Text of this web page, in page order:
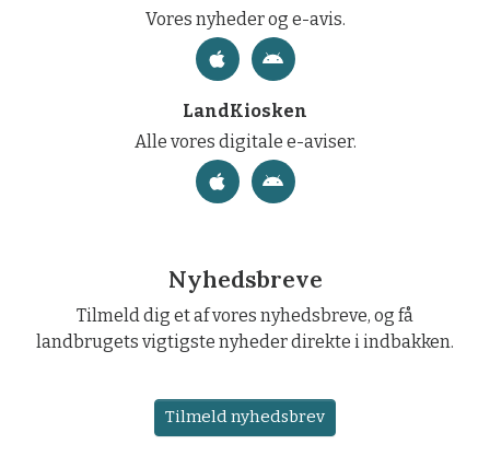
Vores nyheder og e-avis.
LandKiosken
Alle vores digitale e-aviser.
Nyhedsbreve
Tilmeld dig et af vores nyhedsbreve, og få
landbrugets vigtigste nyheder direkte i indbakken.
Tilmeld nyhedsbrev